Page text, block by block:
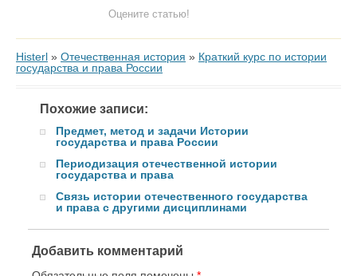
Оцените статью!
Histerl » Отечественная история » Краткий курс по истории
государства и права России
Похожие записи:
Предмет, метод и задачи Истории
государства и права России
Периодизация отечественной истории
государства и права
Связь истории отечественного государства
и права с другими дисциплинами
Добавить комментарий